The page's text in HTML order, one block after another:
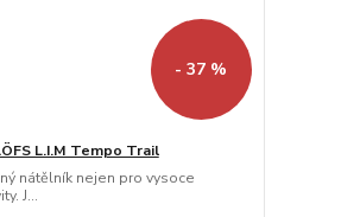
- 37 %
L.I.M Tempo Trail
nátělník nejen pro vysoce
J...